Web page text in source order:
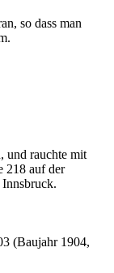
so dass man
und rauchte mit
218 auf der
(Baujahr 1904,